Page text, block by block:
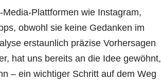
Plattformen wie Instagram,
obwohl sie keine Gedanken im
erstaunlich präzise Vorhersagen
hat uns bereits an die Idee gewöhnt,
– ein wichtiger Schritt auf dem Weg